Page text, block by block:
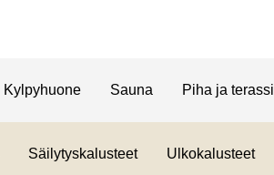
Kylpyhuone Sauna Piha ja terassi
Säilytyskalusteet Ulkokalusteet